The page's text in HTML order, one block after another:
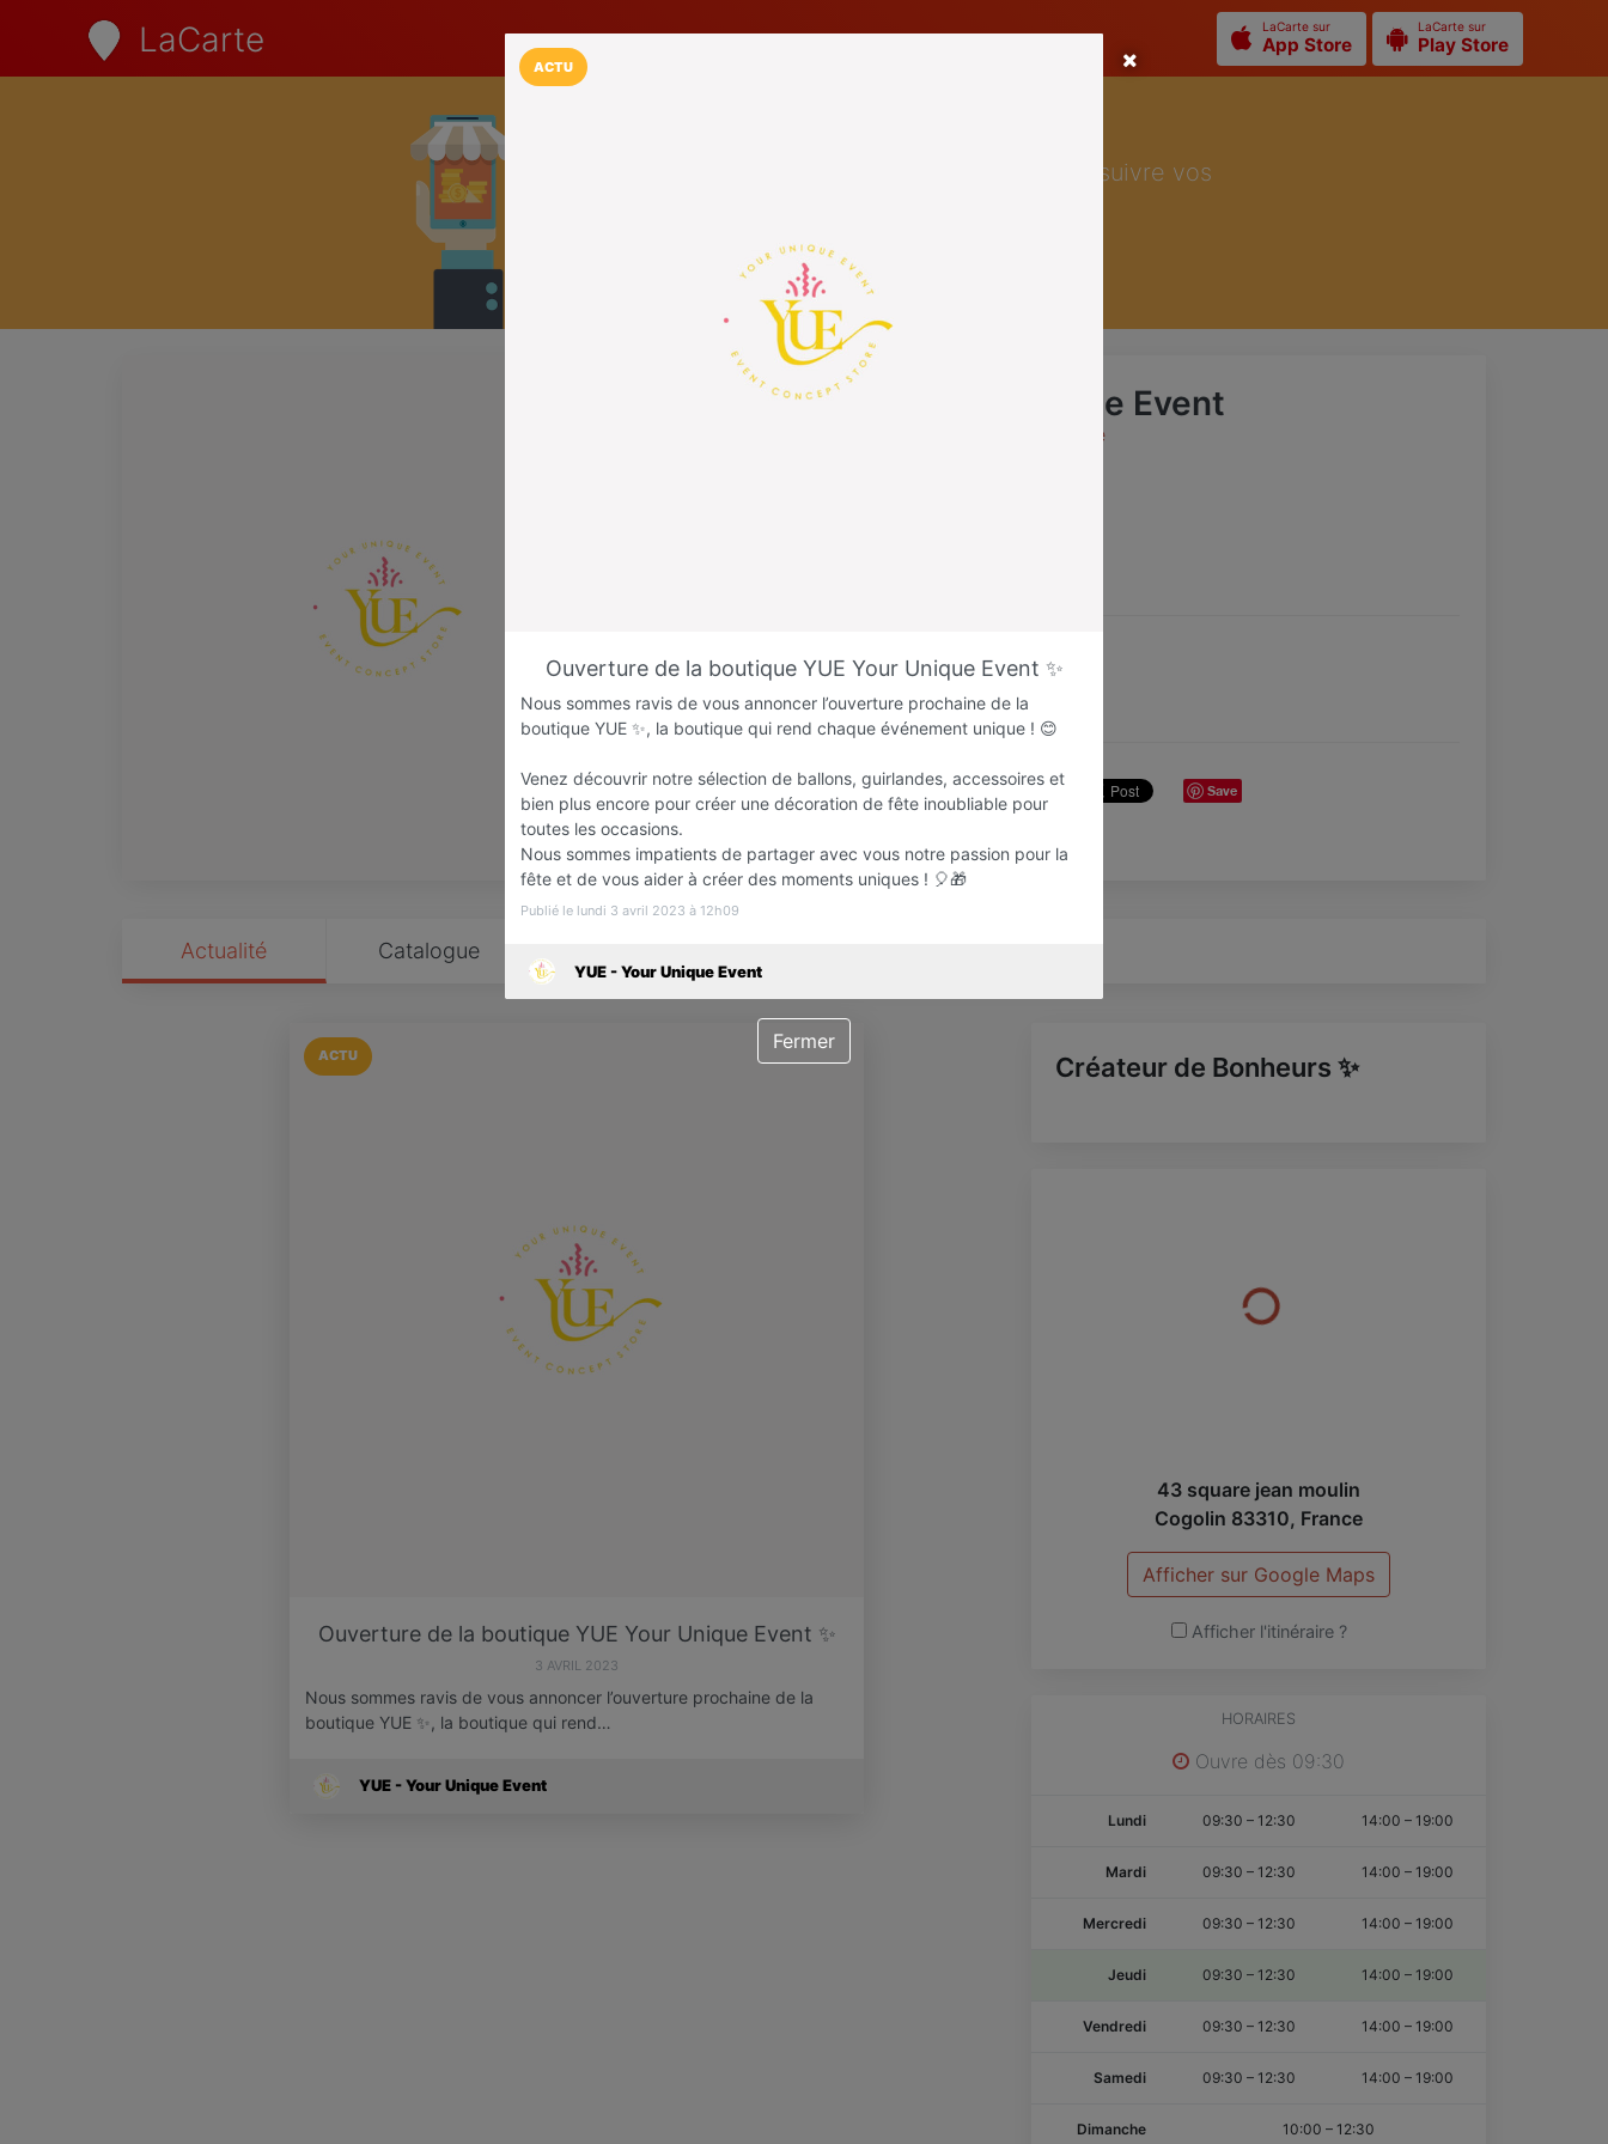
LaCarte LaCarte sur
App Store
LaCarte sur
Play Store
Téléchargez gratuitement l'app LaCarte pour suivre vos
Plus tard
YUE - Your Unique Event
Boutique de décoration de fête
Ouvre dès 09:30
Save
Actualité Catalogue
ACTU
Ouverture de la boutique YUE Your Unique Event ✨
3 AVRIL 2023
Nous sommes ravis de vous annoncer l’ouverture prochaine de la
boutique YUE ✨, la boutique qui rend…
YUE - Your Unique Event
Créateur de Bonheurs ✨
43 square jean moulin
Cogolin 83310, France
Afficher sur Google Maps
Afficher l'itinéraire ?
HORAIRES
Ouvre dès 09:30
Lundi 09:30 – 12:30 14:00 – 19:00
Mardi 09:30 – 12:30 14:00 – 19:00
Mercredi 09:30 – 12:30 14:00 – 19:00
Jeudi 09:30 – 12:30 14:00 – 19:00
Vendredi 09:30 – 12:30 14:00 – 19:00
Samedi 09:30 – 12:30 14:00 – 19:00
Dimanche 10:00 – 12:30
ACTU
Ouverture de la boutique YUE Your Unique Event ✨
Nous sommes ravis de vous annoncer l’ouverture prochaine de la
boutique YUE ✨, la boutique qui rend chaque événement unique ! 😊
Venez découvrir notre sélection de ballons, guirlandes, accessoires et
bien plus encore pour créer une décoration de fête inoubliable pour
toutes les occasions.
Nous sommes impatients de partager avec vous notre passion pour la
fête et de vous aider à créer des moments uniques ! 🎈🎁
Publié le lundi 3 avril 2023 à 12h09
YUE - Your Unique Event
Fermer